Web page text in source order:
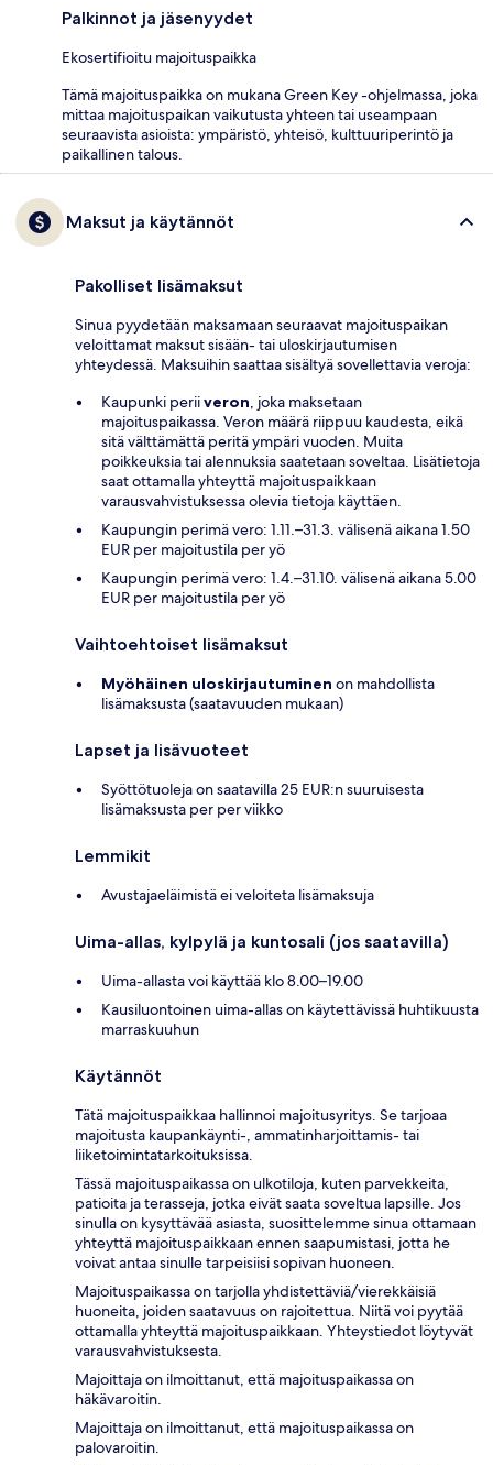
Palkinnot ja jäsenyydet
Ekosertifioitu majoituspaikka
Tämä majoituspaikka on mukana Green Key -ohjelmassa, joka
mittaa majoituspaikan vaikutusta yhteen tai useampaan
seuraavista asioista: ympäristö, yhteisö, kulttuuriperintö ja
paikallinen talous.
Maksut ja käytännöt
Pakolliset lisämaksut
Sinua pyydetään maksamaan seuraavat majoituspaikan
veloittamat maksut sisään- tai uloskirjautumisen
yhteydessä. Maksuihin saattaa sisältyä sovellettavia veroja:
Kaupunki periiveron, joka maksetaan
majoituspaikassa. Veron määrä riippuu kaudesta, eikä
sitä välttämättä peritä ympäri vuoden. Muita
poikkeuksia tai alennuksia saatetaan soveltaa. Lisätietoja
saat ottamalla yhteyttä majoituspaikkaan
varausvahvistuksessa olevia tietoja käyttäen.
Kaupungin perimä vero: 1.11.–31.3. välisenä aikana 1.50
EUR per majoitustila per yö
Kaupungin perimä vero: 1.4.–31.10. välisenä aikana 5.00
EUR per majoitustila per yö
Vaihtoehtoiset lisämaksut
Myöhäinen uloskirjautuminen on mahdollista
lisämaksusta (saatavuuden mukaan)
Lapset ja lisävuoteet
Syöttötuoleja on saatavilla 25 EUR:n suuruisesta
lisämaksusta per per viikko
Lemmikit
Avustajaeläimistä ei veloiteta lisämaksuja
Uima-allas, kylpylä ja kuntosali (jos saatavilla)
Uima-allasta voi käyttää klo 8.00–19.00
Kausiluontoinen uima-allas on käytettävissä huhtikuusta
marraskuuhun
Käytännöt
Tätä majoituspaikkaa hallinnoi majoitusyritys. Se tarjoaa
majoitusta kaupankäynti-, ammatinharjoittamis- tai
liiketoimintatarkoituksissa.
Tässä majoituspaikassa on ulkotiloja, kuten parvekkeita,
patioita ja terasseja, jotka eivät saata soveltua lapsille. Jos
sinulla on kysyttävää asiasta, suosittelemme sinua ottamaan
yhteyttä majoituspaikkaan ennen saapumistasi, jotta he
voivat antaa sinulle tarpeisiisi sopivan huoneen.
Majoituspaikassa on tarjolla yhdistettäviä/vierekkäisiä
huoneita, joiden saatavuus on rajoitettua. Niitä voi pyytää
ottamalla yhteyttä majoituspaikkaan. Yhteystiedot löytyvät
varausvahvistuksesta.
Majoittaja on ilmoittanut, että majoituspaikassa on
häkävaroitin.
Majoittaja on ilmoittanut, että majoituspaikassa on
palovaroitin.